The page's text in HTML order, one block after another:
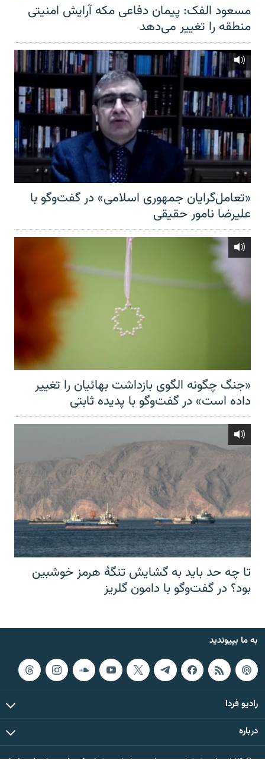
مسعود الفک: پیمان دفاعی مکه آرایش امنیتی
منطقه را تغییر می‌دهد
«تعامل‌گرایان جمهوری اسلامی» در گفت‌وگو با
علیرضا نامور حقیقی
«جنگ چگونه الگوی بازداشت بهائیان را تغییر
داده است» در گفت‌وگو با پدیده ثابتی
تا چه حد باید به گشایش تنگهٔ هرمز خوشبین
بود؟ در گفت‌وگو با دامون گلریز
به ما بپیوندید
رادیو فردا
درباره